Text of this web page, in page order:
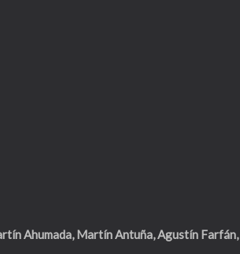
Ahumada, Martín Antuña, Agustín Farfán,